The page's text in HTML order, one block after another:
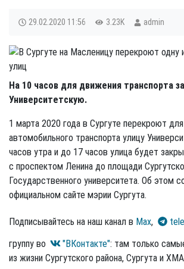
29.02.2020 11:56 3.23K admin
На 10 часов для движения транспорта
Университетскую.
1 марта 2020 года в Сургуте перекроют
автомобильного транспорта улицу
часов утра и до 17 часов улица будет
с проспектом Ленина до площади
Государственного университета. Об этом
официальном сайте мэрии Сургута.
Подписывайтесь на наш канал в Max,
группу во
"ВКонтакте": там только
из жизни Сургутского района, Сургута и